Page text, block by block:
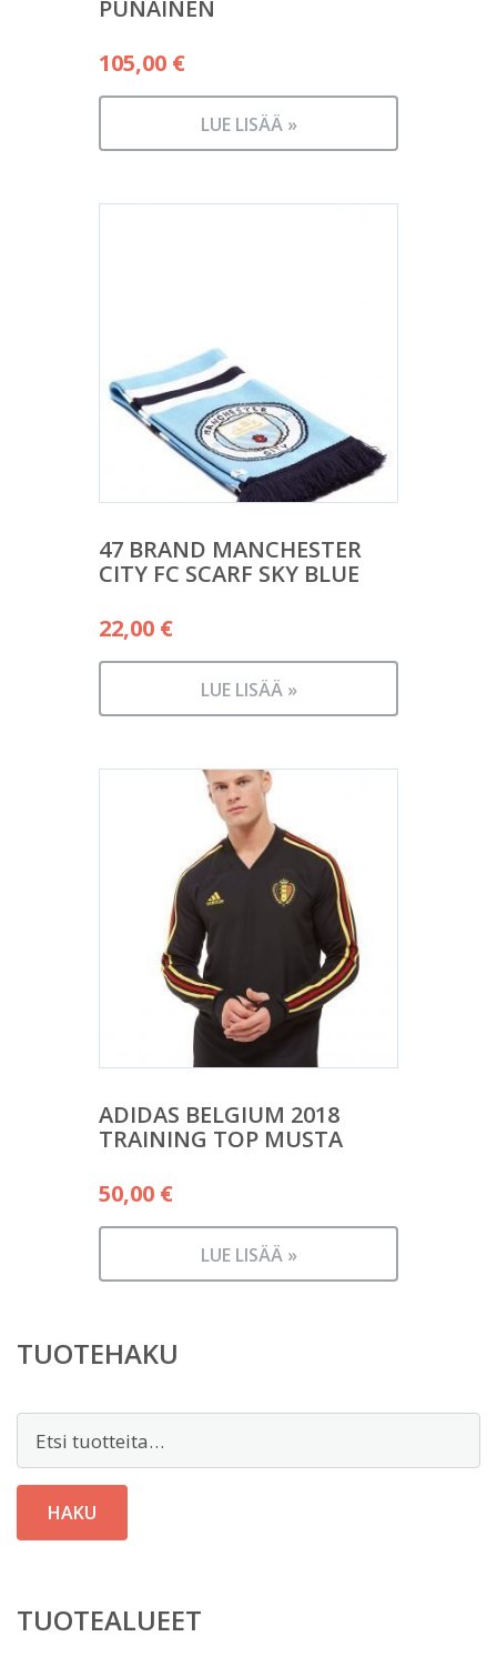
PUNAINEN
105,00 €
LUE LISÄÄ »
47 BRAND MANCHESTER
CITY FC SCARF SKY BLUE
22,00 €
LUE LISÄÄ »
ADIDAS BELGIUM 2018
TRAINING TOP MUSTA
50,00 €
LUE LISÄÄ »
TUOTEHAKU
HAKU
TUOTEALUEET